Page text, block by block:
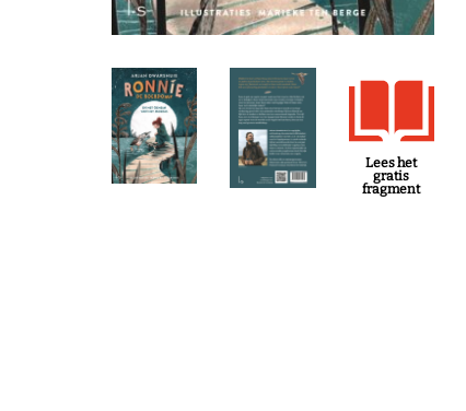
Lees het
gratis
fragment